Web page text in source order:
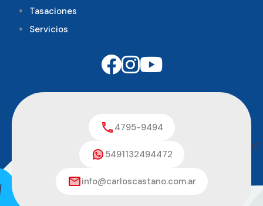
Tasaciones
Servicios
4795-9494
5491132494472
info@carloscastano.com.ar